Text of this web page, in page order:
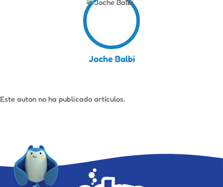
Joche Balbi
Este auton no ha publicado artículos.